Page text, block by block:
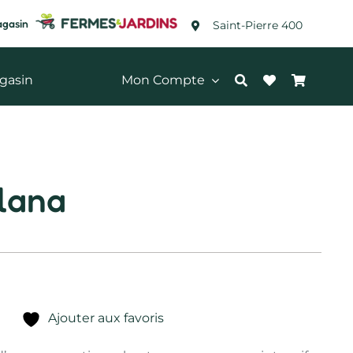
Saint-Pierre 400
Mon Compte
Ajouter aux favoris